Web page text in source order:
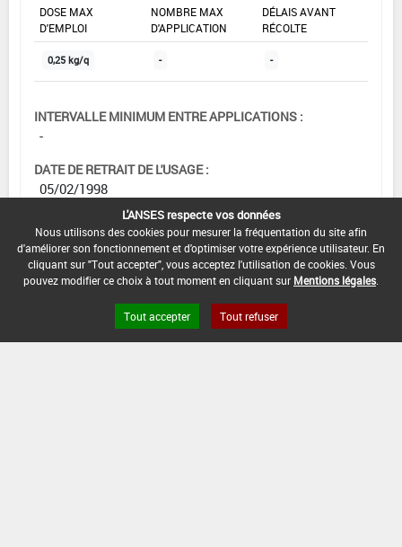
DOSE MAX
D'EMPLOI
NOMBRE MAX
D'APPLICATION
DÉLAIS AVANT
RÉCOLTE
0,25 kg/q - -
INTERVALLE MINIMUM ENTRE APPLICATIONS :
-
DATE DE RETRAIT DE L'USAGE :
05/02/1998
DATE DE FIN DE DISTRIBUTION :
-
DATE DE FIN D'UTILISATION :
L'ANSES respecte vos données
Nous utilisons des cookies pour mesurer la fréquentation du site afin
d'améliorer son fonctionnement et d'optimiser votre expérience utilisateur. En
cliquant sur "Tout accepter", vous acceptez l'utilisation de cookies. Vous
pouvez modifier ce choix à tout moment en cliquant sur Mentions légales
Tout accepter Tout refuser